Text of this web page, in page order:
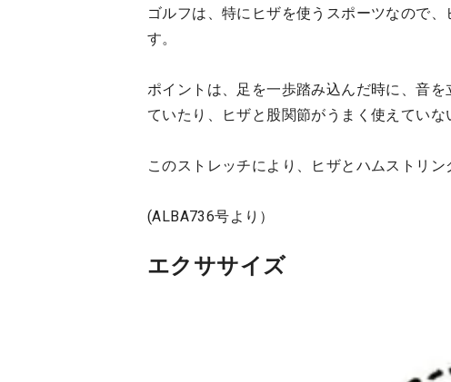
ゴルフは、特にヒザを使うスポーツなので
す。
ポイントは、足を一歩踏み込んだ時に、音
ていたり、ヒザと股関節がうまく使えていな
このストレッチにより、ヒザとハムストリン
(ALBA736号より）
エクササイズ